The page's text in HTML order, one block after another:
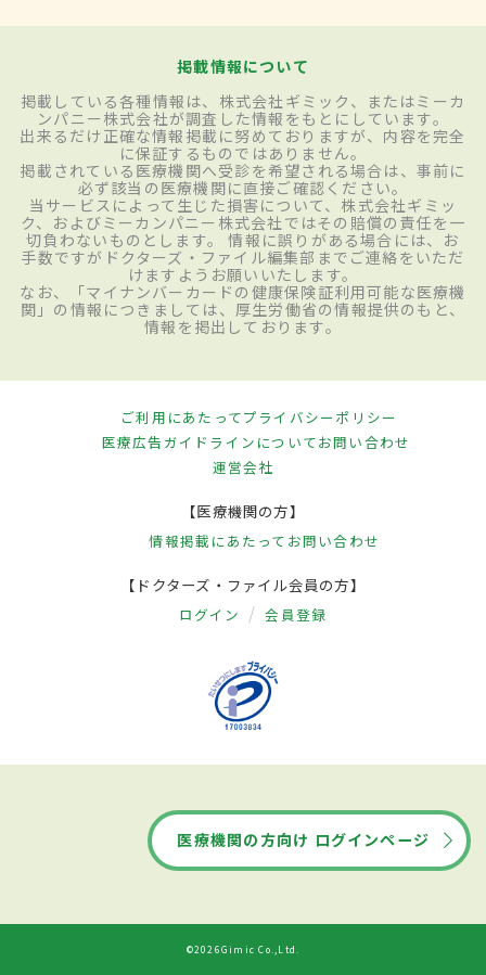
掲載情報について
掲載している各種情報は、株式会社ギミック、またはミーカ
ンパニー株式会社が調査した情報をもとにしています。
出来るだけ正確な情報掲載に努めておりますが、内容を完全
に保証するものではありません。
掲載されている医療機関へ受診を希望される場合は、事前に
必ず該当の医療機関に直接ご確認ください。
当サービスによって生じた損害について、株式会社ギミッ
ク、およびミーカンパニー株式会社ではその賠償の責任を一
切負わないものとします。 情報に誤りがある場合には、お
手数ですがドクターズ・ファイル編集部までご連絡をいただ
けますようお願いいたします。
なお、「マイナンバーカードの健康保険証利用可能な医療機
関」の情報につきましては、厚生労働省の情報提供のもと、
情報を掲出しております。
ご利用にあたってプライバシーポリシー
医療広告ガイドラインについてお問い合わせ
運営会社
【医療機関の方】
情報掲載にあたって お問い合わせ
【ドクターズ・ファイル会員の方】
ログイン 会員登録
医療機関の方向け ログインページ
©2026Gimic Co.,Ltd.